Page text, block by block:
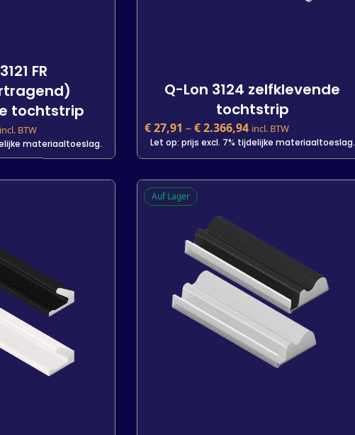
FR
tochtstrip
incl. BTW
materiaaltoeslag.
FR
tochtstrip
materiaaltoeslag.
7 m
Q-Lon 3124 zelfklevende
tochtstrip
€27,91 –€2.366,94 incl. BTW
Let op: prijs excl. 7% tijdelijke materiaaltoeslag.
Q-Lon 3124 zelfklevende
incl. BTW
Let op: prijs excl. 7% tijdelijke materiaaltoeslag.
Lengte 2000 m 25 m 7 m
-
In den Warenkorb
Auf Lager